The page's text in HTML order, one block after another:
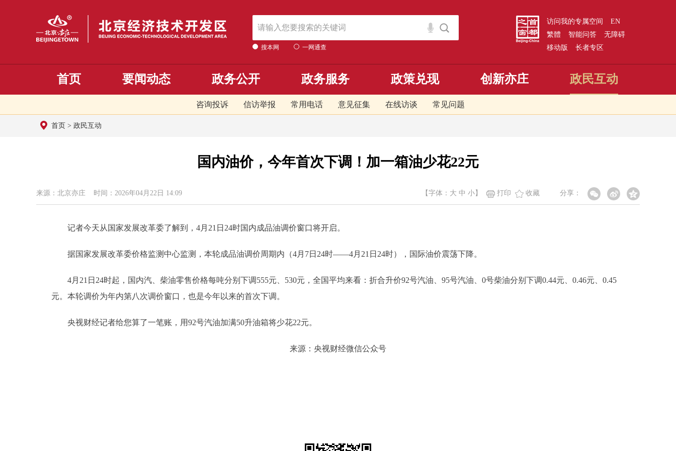
搜本网 一网通查
访问我的专属空间
EN
繁體
智能问答
无障碍
移动版
长者专区
首页 要闻动态 政务公开 政务服务 政策兑现 创新亦庄 政民互动
咨询投诉 信访举报 常用电话 意见征集 在线访谈 常见问题
首页 > 政民互动
国内油价，今年首次下调！加一箱油少花22元
来源：北京亦庄 时间：2026年04月22日 14:09 分享：
【字体： 大 中 小 】 打印 收藏
记者今天从国家发展改革委了解到，4月21日24时国内成品油调价窗口将开启。
据国家发展改革委价格监测中心监测，本轮成品油调价周期内（4月7日24时——4月21日24时），国际油价震荡下降。
4月21日24时起，国内汽、柴油零售价格每吨分别下调555元、530元，全国平均来看：折合升价92号汽油、95号汽油、0号柴油分别下调0.44元、0.46元、0.45
元。本轮调价为年内第八次调价窗口，也是今年以来的首次下调。
央视财经记者给您算了一笔账，用92号汽油加满50升油箱将少花22元。
来源：央视财经微信公众号